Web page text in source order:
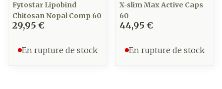
Fytostar Lipobind
Chitosan Nopal Comp 60
29,95 €
En rupture de stock
X-slim Max Active Caps
60
44,95 €
En rupture de stock